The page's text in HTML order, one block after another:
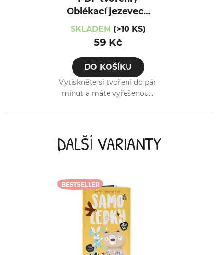
Oblékací jezevec /
15 oblečků
SKLADEM (>10 KS)
59 Kč
DO KOŠÍKU
Vytiskněte si tvoření do pár
minut a máte vyřešenou...
DALŠÍ VARIANTY
BESTSELLER